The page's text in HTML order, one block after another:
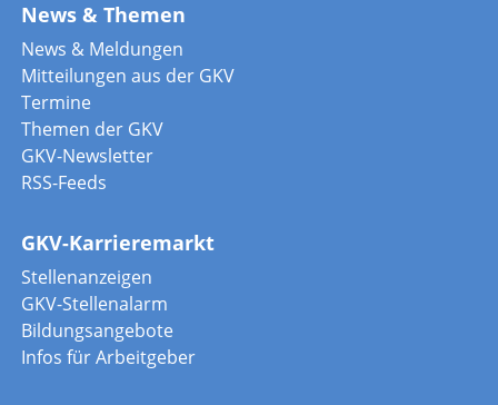
News & Themen
News & Meldungen
Mitteilungen aus der GKV
Termine
Themen der GKV
GKV-Newsletter
RSS-Feeds
GKV-Karrieremarkt
Stellenanzeigen
GKV-Stellenalarm
Bildungsangebote
Infos für Arbeitgeber